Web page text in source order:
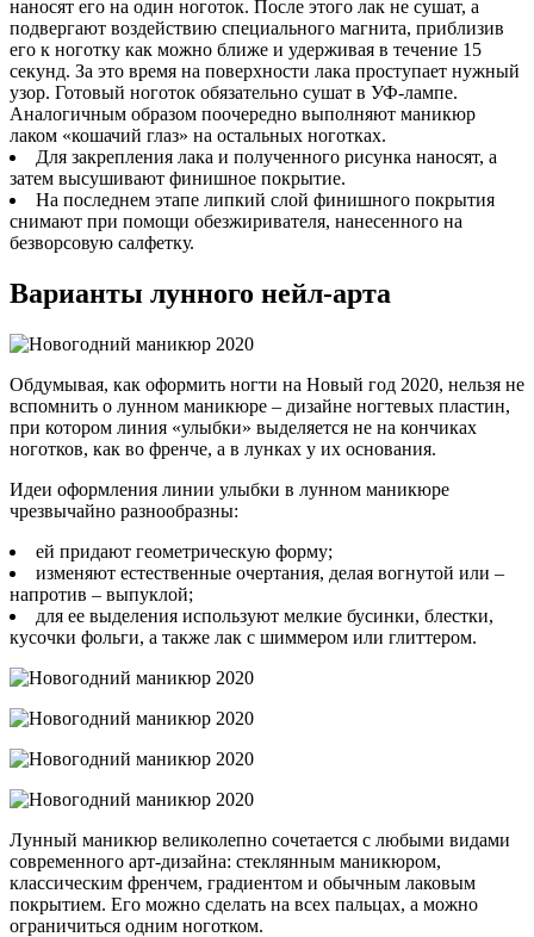
наносят его на один ноготок. После этого лак не сушат, а
подвергают воздействию специального магнита, приблизив
его к ноготку как можно ближе и удерживая в течение 15
секунд. За это время на поверхности лака проступает нужный
узор. Готовый ноготок обязательно сушат в УФ-лампе.
Аналогичным образом поочередно выполняют маникюр
лаком «кошачий глаз» на остальных ноготках.
Для закрепления лака и полученного рисунка наносят, а
затем высушивают финишное покрытие.
На последнем этапе липкий слой финишного покрытия
снимают при помощи обезжиривателя, нанесенного на
безворсовую салфетку.
Варианты лунного нейл-арта
Обдумывая, как оформить ногти на Новый год 2020, нельзя не
вспомнить о лунном маникюре – дизайне ногтевых пластин,
при котором линия «улыбки» выделяется не на кончиках
ноготков, как во френче, а в лунках у их основания.
Идеи оформления линии улыбки в лунном маникюре
чрезвычайно разнообразны:
ей придают геометрическую форму;
изменяют естественные очертания, делая вогнутой или –
напротив – выпуклой;
для ее выделения используют мелкие бусинки, блестки,
кусочки фольги, а также лак с шиммером или глиттером.
Лунный маникюр великолепно сочетается с любыми видами
современного арт-дизайна: стеклянным маникюром,
классическим френчем, градиентом и обычным лаковым
покрытием. Его можно сделать на всех пальцах, а можно
ограничиться одним ноготком.